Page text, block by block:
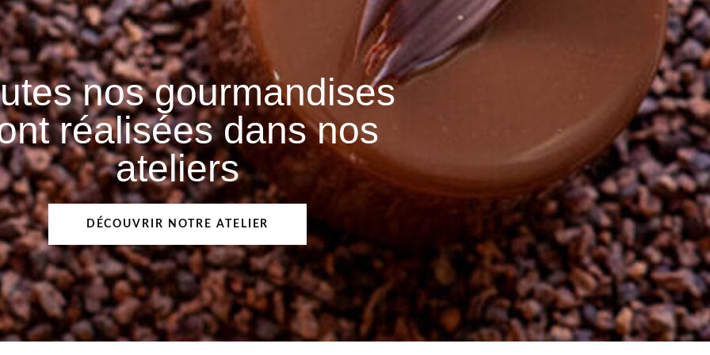
nos gourmandises
réalisées dans nos
ateliers
DÉCOUVRIR NOTRE ATELIER